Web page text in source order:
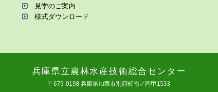
⾒学のご案内
様式ダウンロード
兵庫県⽴農林⽔産技術総合センター
〒679-0198 兵庫県加⻄市別府町南ノ岡甲1533